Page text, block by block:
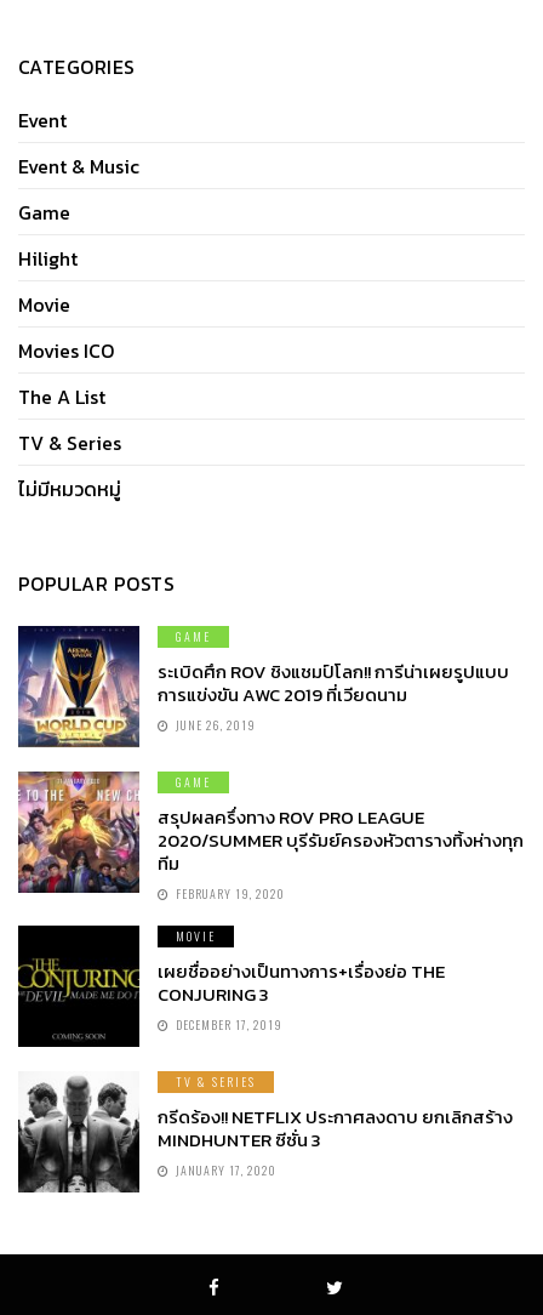
CATEGORIES
Event
Event & Music
Game
Hilight
Movie
Movies ICO
The A List
TV & Series
ไม่มีหมวดหมู่
POPULAR POSTS
GAME
ระเบิดศึก ROV ชิงแชมป์โลก!! การีน่าเผยรูปแบบ
การแข่งขัน AWC 2019 ที่เวียดนาม
JUNE 26, 2019
GAME
สรุปผลครึ่งทาง ROV PRO LEAGUE
2020/SUMMER บุรีรัมย์ครองหัวตารางทิ้งห่างทุก
ทีม
FEBRUARY 19, 2020
MOVIE
เผยชื่ออย่างเป็นทางการ+เรื่องย่อ THE
CONJURING 3
DECEMBER 17, 2019
TV & SERIES
กรีดร้อง!! NETFLIX ประกาศลงดาบ ยกเลิกสร้าง
MINDHUNTER ซีซั่น 3
JANUARY 17, 2020